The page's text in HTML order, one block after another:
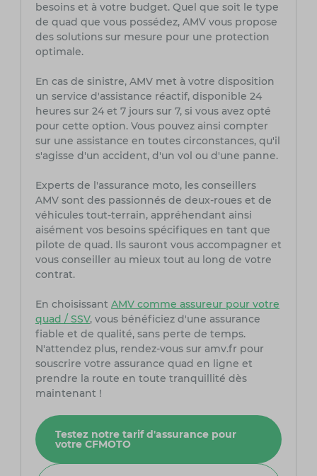
besoins et à votre budget. Quel que soit le type
de quad que vous possédez, AMV vous propose
des solutions sur mesure pour une protection
optimale.
En cas de sinistre, AMV met à votre disposition
un service d'assistance réactif, disponible 24
heures sur 24 et 7 jours sur 7, si vous avez opté
pour cette option. Vous pouvez ainsi compter
sur une assistance en toutes circonstances, qu'il
s'agisse d'un accident, d'un vol ou d'une panne.
Experts de l'assurance moto, les conseillers
AMV sont des passionnés de deux-roues et de
véhicules tout-terrain, appréhendant ainsi
aisément vos besoins spécifiques en tant que
pilote de quad. Ils sauront vous accompagner et
vous conseiller au mieux tout au long de votre
contrat.
En choisissant AMV comme assureur pour votre
quad / SSV, vous bénéficiez d'une assurance
fiable et de qualité, sans perte de temps.
N'attendez plus, rendez-vous sur amv.fr pour
souscrire votre assurance quad en ligne et
prendre la route en toute tranquillité dès
maintenant !
Testez notre tarif d'assurance pour
votre CFMOTO